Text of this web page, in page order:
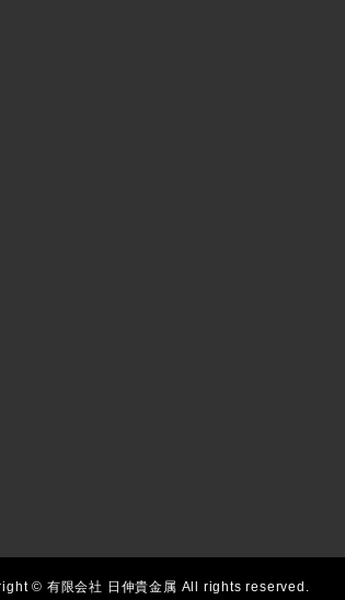
© 有限会社 日伸貴金属 All rights reserved.